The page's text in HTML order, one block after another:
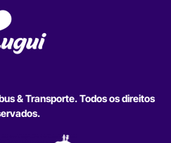
& Transporte. Todos os direitos